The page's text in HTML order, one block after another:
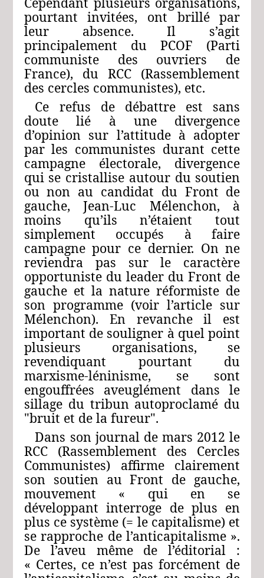
pourtant invitées, ont brillé par
leur absence. Il s’agit
principalement du PCOF (Parti
communiste des ouvriers de
France), du RCC (Rassemblement
des cercles communistes), etc.
Ce refus de débattre est sans
doute lié à une divergence
d’opinion sur l’attitude à adopter
par les communistes durant cette
campagne électorale, divergence
qui se cristallise autour du soutien
ou non au candidat du Front de
gauche, Jean-Luc Mélenchon, à
moins qu’ils n’étaient tout
simplement occupés à faire
campagne pour ce dernier. On ne
reviendra pas sur le caractère
opportuniste du leader du Front de
gauche et la nature réformiste de
son programme (voir l’article sur
Mélenchon). En revanche il est
important de souligner à quel point
plusieurs organisations, se
revendiquant pourtant du
marxisme-léninisme, se sont
engouffrées aveuglément dans le
sillage du tribun autoproclamé du
"bruit et de la fureur".
Dans son journal de mars 2012 le
RCC (Rassemblement des Cercles
Communistes) affirme clairement
son soutien au Front de gauche,
mouvement « qui en se
développant interroge de plus en
plus ce système (= le capitalisme) et
se rapproche de l’anticapitalisme ».
De l’aveu même de l’éditorial :
« Certes, ce n’est pas forcément de